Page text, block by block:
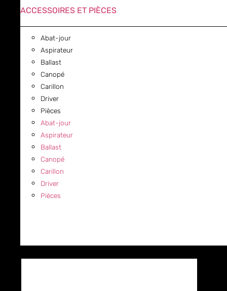
ACCESSOIRES ET PIÈCES
Abat-jour
Aspirateur
Ballast
Canopé
Carillon
Driver
Pièces
Abat-jour
Aspirateur
Ballast
Canopé
Carillon
Driver
Pièces